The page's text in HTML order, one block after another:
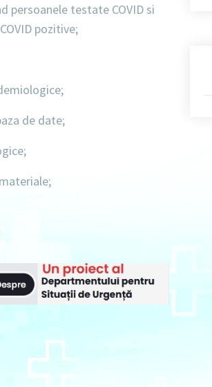
persoanele testate COVID si
pozitive;
de date;